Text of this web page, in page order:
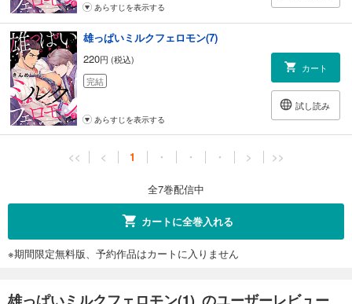
あらすじを表示する
雄っぱいミルクフェロモン(7)
220円 (税込)
完結
カート
試し読み
あらすじを表示する
<< < 1 ・ ・ ・ > >>
全7巻配信中
カートに全巻入れる
※期間限定無料版、予約作品はカートに入りません